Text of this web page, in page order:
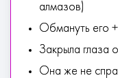
алмазов)
Обмануть его
Закрыла глаза
Она же не